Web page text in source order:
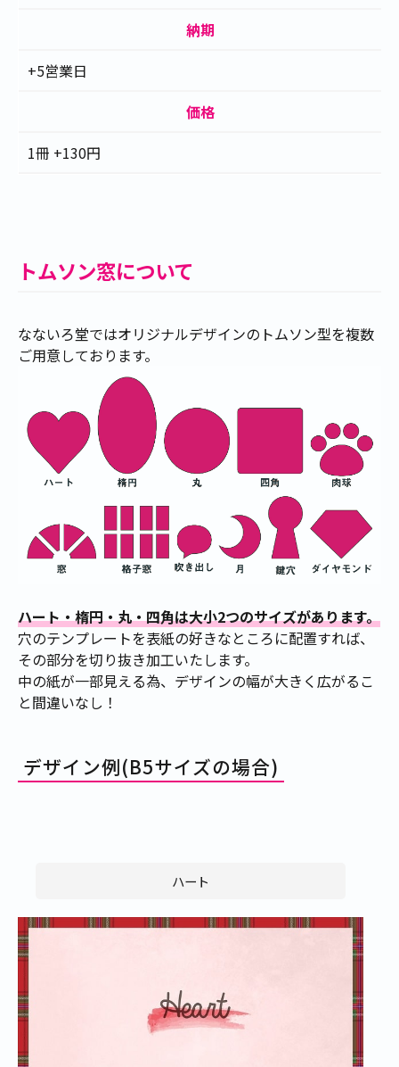
納期
+5営業日
価格
1冊 +130円
トムソン窓について
なないろ堂ではオリジナルデザインのトムソン型を複数
ご用意しております。
ハート・楕円・丸・四角は大小2つのサイズがあります。
穴のテンプレートを表紙の好きなところに配置すれば、
その部分を切り抜き加工いたします。
中の紙が一部見える為、デザインの幅が大きく広がるこ
と間違いなし！
デザイン例(B5サイズの場合)
ハート